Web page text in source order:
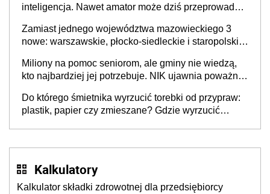
inteligencja. Nawet amator może dziś przeprowadzić
Zamiast jednego województwa mazowieckiego 3
nowe: warszawskie, płocko-siedleckie i staropolskie.
stołecznych
Miliony na pomoc seniorom, ale gminy nie wiedzą,
kto najbardziej jej potrzebuje. NIK ujawnia poważną
Do którego śmietnika wyrzucić torebki od przypraw:
plastik, papier czy zmieszane? Gdzie wyrzucić
Kalkulatory
Kalkulator składki zdrowotnej dla przedsiębiorcy